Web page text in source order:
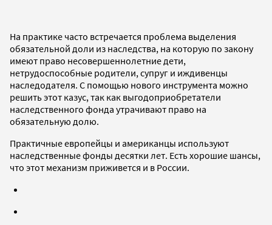
На практике часто встречается проблема выделения
обязательной доли из наследства, на которую по закону
имеют право несовершеннолетние дети,
нетрудоспособные родители, супруг и иждивенцы
наследодателя. С помощью нового инструмента можно
решить этот казус, так как выгодоприобретатели
наследственного фонда утрачивают право на
обязательную долю.
Практичные европейцы и американцы используют
наследственные фонды десятки лет. Есть хорошие шансы,
что этот механизм приживется и в России.